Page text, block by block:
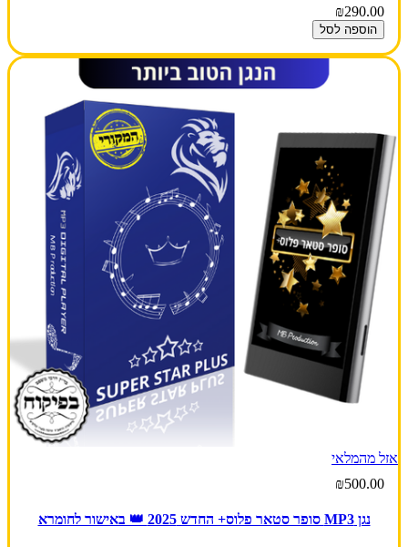
₪290.00
הוספה לסל
אזל מהמלאי
₪500.00
נגן MP3 סופר סטאר פלוס+ החדש 2025 👑 באישור לחומרא